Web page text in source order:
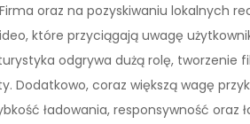
oraz na pozyskiwaniu lokalnych
które przyciągają uwagę
odgrywa dużą rolę, tworzenie
coraz większą wagę
ładowania, responsywność oraz